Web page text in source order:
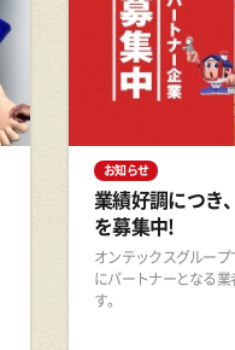
お知らせ
業績好調につき
を募集中!
オンテックスグルー
にパートナーとなる
す。